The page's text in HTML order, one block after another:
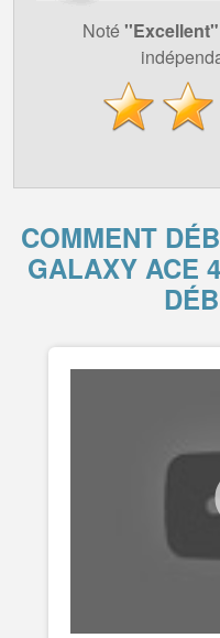
Noté ''Excellent"
COMMENT
GALAXY ACE